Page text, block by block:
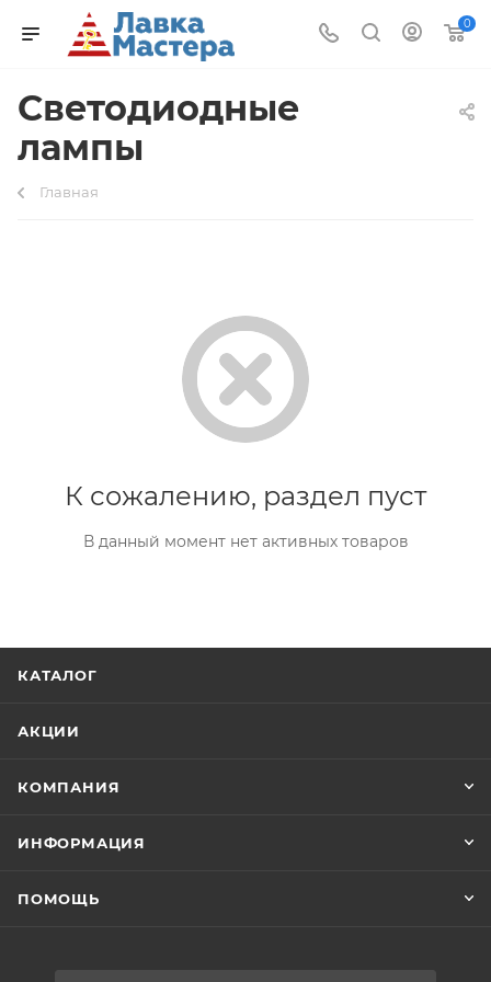
0
Светодиодные
лампы
Главная
К сожалению, раздел пуст
В данный момент нет активных товаров
КАТАЛОГ
АКЦИИ
КОМПАНИЯ
ИНФОРМАЦИЯ
ПОМОЩЬ